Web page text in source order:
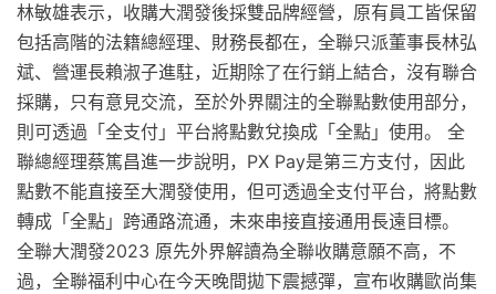
林敏雄表示，收購大潤發後採雙品牌經營，原有員工皆保留
包括高階的法籍總經理、財務長都在，全聯只派董事長林弘
斌、營運長賴淑子進駐，近期除了在行銷上結合，沒有聯合
採購，只有意見交流，至於外界關注的全聯點數使用部分，
則可透過「全支付」平台將點數兌換成「全點」使用。 全
聯總經理蔡篤昌進一步說明，PX Pay是第三方支付，因此
點數不能直接至大潤發使用，但可透過全支付平台，將點數
轉成「全點」跨通路流通，未來串接直接通用長遠目標。
全聯大潤發2023 原先外界解讀為全聯收購意願不高，不
過，全聯福利中心在今天晚間拋下震撼彈，宣布收購歐尚集